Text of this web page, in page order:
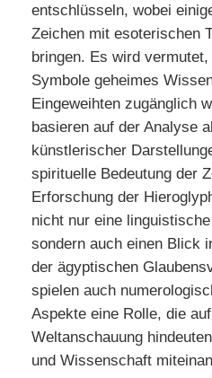
entschlüsseln, wobei
Zeichen mit esoterischen
bringen. Es wird
Symbole geheimes
Eingeweihten zugänglich
basieren auf der Analyse
künstlerischer
spirituelle Bedeutung der
Erforschung der
nicht nur eine
sondern auch einen Blick
der ägyptischen
spielen auch
Aspekte eine Rolle, die
Weltanschauung
und Wissenschaft